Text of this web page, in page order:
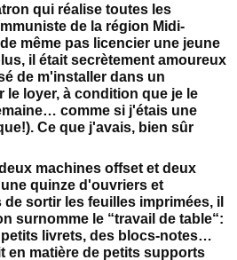
qui réalise toutes les
de la région Midi-
même pas licencier une jeune
il était secrètement amoureux
de m'installer dans un
le loyer, à condition que je le
comme si j'étais une
Ce que j'avais, bien sûr
machines offset et deux
quinze d'ouvriers et
sortir les feuilles imprimées, il
surnomme le “travail de table“:
livrets, des blocs-notes…
en matière de petits supports